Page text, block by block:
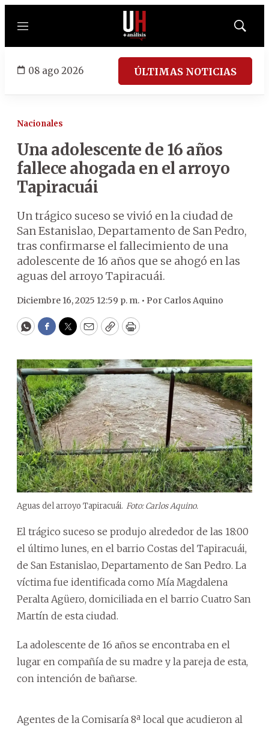
Menú
Mostrar
08 ago 2026 ÚLTIMAS NOTICIAS
Nacionales
Una adolescente de 16 años
fallece ahogada en el arroyo
Tapiracuái
Un trágico suceso se vivió en la ciudad de
San Estanislao, Departamento de San Pedro,
tras confirmarse el fallecimiento de una
adolescente de 16 años que se ahogó en las
aguas del arroyo Tapiracuái.
Diciembre 16, 2025 12:59 p. m. • Por Carlos Aquino
WhatsApp
Facebook
Twitter
EmailCopyPrint
Aguas del arroyo Tapiracuái. Foto: Carlos Aquino.
El trágico suceso se produjo alrededor de las 18:00
el último lunes, en el barrio Costas del Tapiracuái,
de San Estanislao, Departamento de San Pedro. La
víctima fue identificada como Mía Magdalena
Peralta Agüero, domiciliada en el barrio Cuatro San
Martín de esta ciudad.
La adolescente de 16 años se encontraba en el
lugar en compañía de su madre y la pareja de esta,
con intención de bañarse.
Agentes de la Comisaría 8ª local que acudieron al